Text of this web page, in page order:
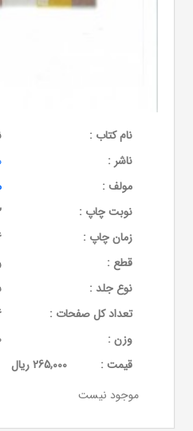
نام کتاب :
ناشر :
مولف :
نوبت چاپ :
زمان چاپ :
قطع :
نوع جلد :
تعداد کل صفحات :
وزن :
قيمت :
265,000 ریال
موجود نیست